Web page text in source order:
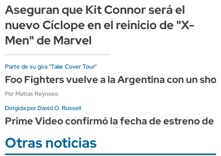
Aseguran que Kit Connor será el
nuevo Cíclope en el reinicio de "X-
Men" de Marvel
Parte de su gira "Take Cover Tour"
Foo Fighters vuelve a la Argentina con un
Por Matias Reynoso
Dirigida por David O. Russell
Prime Video confirmó la fecha de estreno de
Otras noticias